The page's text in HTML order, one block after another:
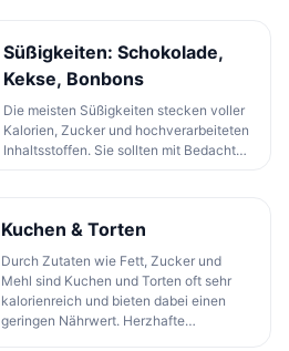
Süßigkeiten: Schokolade,
Kekse, Bonbons
Die meisten Süßigkeiten stecken voller
Kalorien, Zucker und hochverarbeiteten
Inhaltsstoffen. Sie sollten mit Bedacht
Kuchen & Torten
Durch Zutaten wie Fett, Zucker und
Mehl sind Kuchen und Torten oft sehr
kalorienreich und bieten dabei einen
geringen Nährwert. Herzhafte